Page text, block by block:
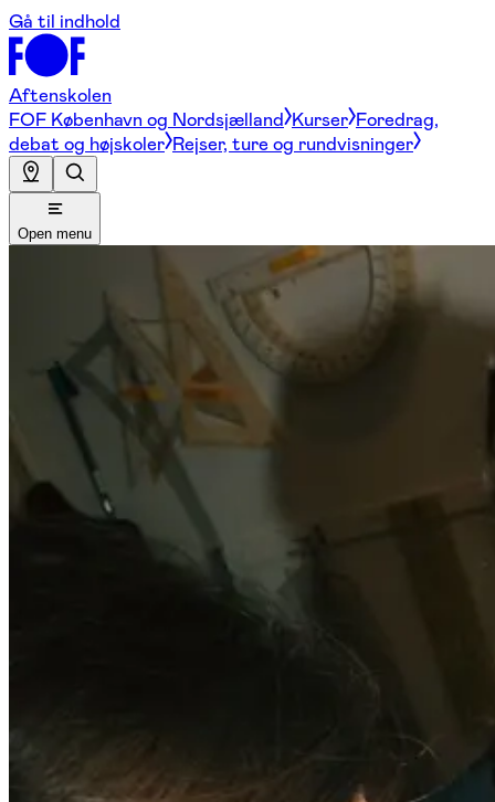
Gå til indhold
Aftenskolen
FOF København og Nordsjælland Kurser Foredrag,
debat og højskoler Rejser, ture og rundvisninger
Open menu